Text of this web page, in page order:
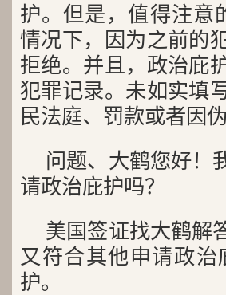
护。但是，值得注意
情况下，因为之前的
拒绝。并且，政治庇
犯罪记录。未如实填
民法庭、罚款或者因
问题、大鹤您好！
请政治庇护吗？
美国签证找大鹤解
又符合其他申请政
护。